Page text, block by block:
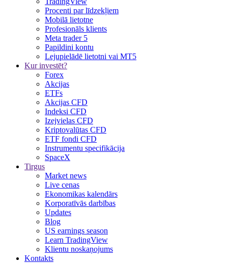
Procenti par līdzekļiem
Mobilā lietotne
Profesionāls klients
Meta trader 5
Papildini kontu
Lejupielādē lietotni vai MT5
Kur investēt?
Forex
Akcijas
ETFs
Akcijas CFD
Indeksi CFD
Izejvielas CFD
Kriptovalūtas CFD
ETF fondi CFD
Instrumentu specifikācija
SpaceX
Tirgus
Market news
Live cenas
Ekonomikas kalendārs
Korporatīvās darbības
Updates
Blog
US earnings season
Learn TradingView
Klientu noskaņojums
Kontakts